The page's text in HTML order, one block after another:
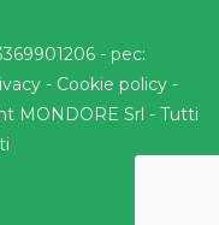
- pec:
- Cookie policy-
MONDORE Srl - Tutti